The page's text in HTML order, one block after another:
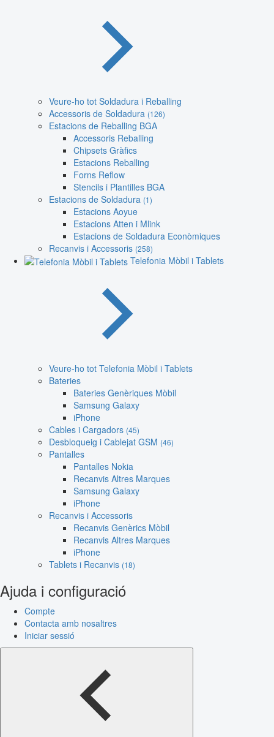
Veure-ho tot Soldadura i Reballing
Accessoris de Soldadura (126)
Estacions de Reballing BGA
Accessoris Reballing
Chipsets Gràfics
Estacions Reballing
Forns Reflow
Stencils i Plantilles BGA
Estacions de Soldadura (1)
Estacions Aoyue
Estacions Atten i Mlink
Estacions de Soldadura Econòmiques
Recanvis i Accessoris (258)
Telefonia Mòbil i Tablets
Veure-ho tot Telefonia Mòbil i Tablets
Bateries
Bateries Genèriques Mòbil
Samsung Galaxy
iPhone
Cables i Cargadors (45)
Desbloqueig i Cablejat GSM (46)
Pantalles
Pantalles Nokia
Recanvis Altres Marques
Samsung Galaxy
iPhone
Recanvis i Accessoris
Recanvis Genèrics Mòbil
Recanvis Altres Marques
iPhone
Tablets i Recanvis (18)
Ajuda i configuració
Compte
Contacta amb nosaltres
Iniciar sessió